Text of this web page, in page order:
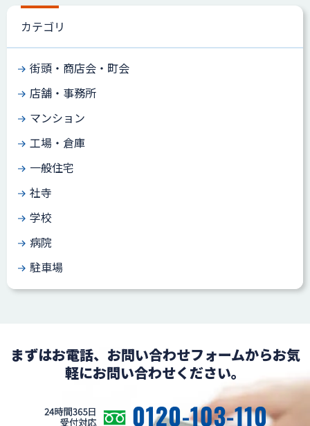
カテゴリ
街頭・商店会・町会
店舗・事務所
マンション
工場・倉庫
一般住宅
社寺
学校
病院
駐車場
まずはお電話、お問い合わせフォームからお気
軽にお問い合わせください。